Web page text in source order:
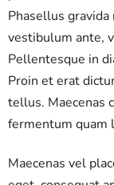
Phasellus
vestibulum ante,
Pellentesque in
Proin et erat
tellus. Maecenas
fermentum quam
Maecenas vel